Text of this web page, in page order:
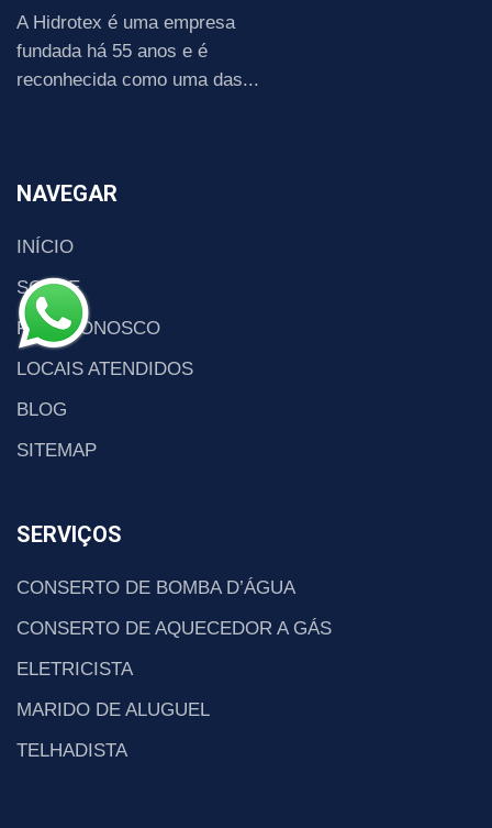
A Hidrotex é uma empresa
fundada há 55 anos e é
reconhecida como uma das...
NAVEGAR
INÍCIO
SOBRE
FALE CONOSCO
LOCAIS ATENDIDOS
BLOG
SITEMAP
SERVIÇOS
CONSERTO DE BOMBA D’ÁGUA
CONSERTO DE AQUECEDOR A GÁS
ELETRICISTA
MARIDO DE ALUGUEL
TELHADISTA